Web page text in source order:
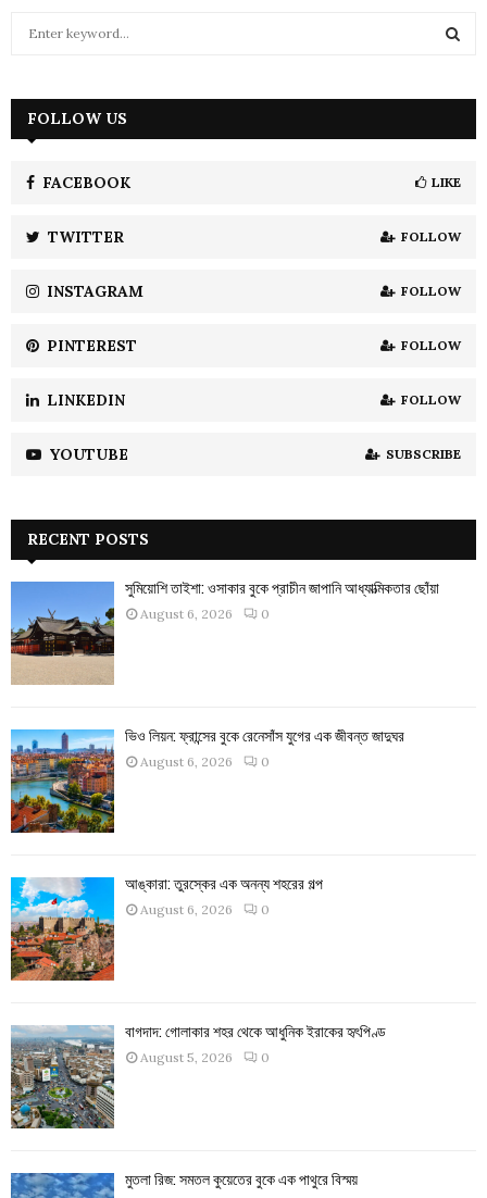
h
H
FOLLOW US
FACEBOOK LIKE
TWITTER FOLLOW
INSTAGRAM FOLLOW
PINTEREST FOLLOW
LINKEDIN FOLLOW
YOUTUBE SUBSCRIBE
RECENT POSTS
সুমিয়োশি তাইশা: ওসাকার বুকে প্রাচীন জাপানি আধ্যাত্মিকতার ছোঁয়া
August 6, 2026 0
ভিও লিয়ন: ফ্রান্সের বুকে রেনেসাঁস যুগের এক জীবন্ত জাদুঘর
August 6, 2026 0
আঙ্কারা: তুরস্কের এক অনন্য শহরের গল্প
August 6, 2026 0
বাগদাদ: গোলাকার শহর থেকে আধুনিক ইরাকের হৃৎপিণ্ড
August 5, 2026 0
মুতলা রিজ: সমতল কুয়েতের বুকে এক পাথুরে বিস্ময়